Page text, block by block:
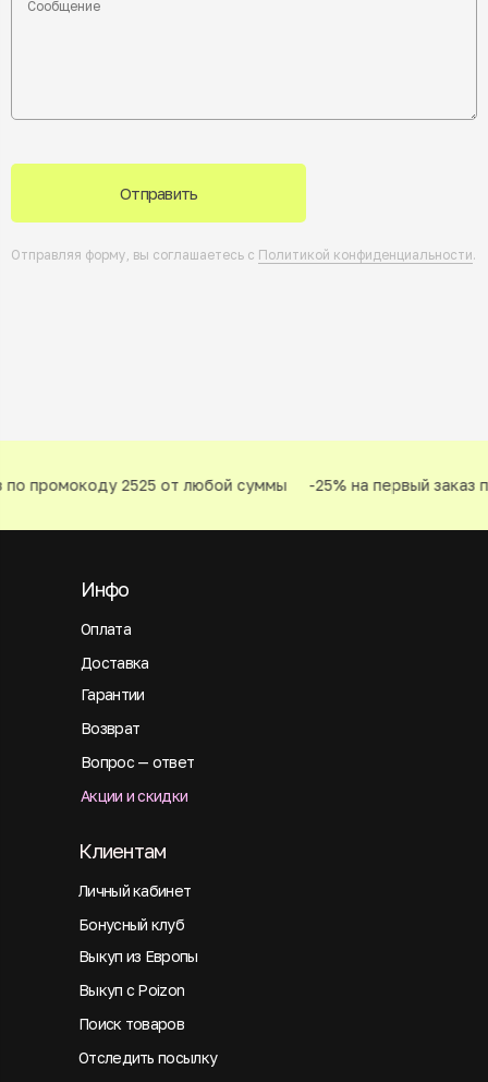
Отправить
Отправляя форму, вы соглашаетесь с Политикой конфиденциальности.
промокоду 2525 от любой суммы -25% на первый заказ
Оплата
Инфо
Доставка
Гарантии
Возврат
Вопрос — ответ
Акции и скидки
Личный кабинет
Клиентам
Бонусный клуб
Выкуп из Европы
Выкуп с Poizon
Поиск товаров
Отследить посылку